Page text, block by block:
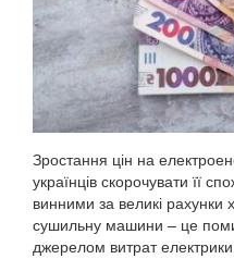
Зростання цін на
українців скорочувати її
винними за великі рахунки
сушильну машини – це
джерелом витрат